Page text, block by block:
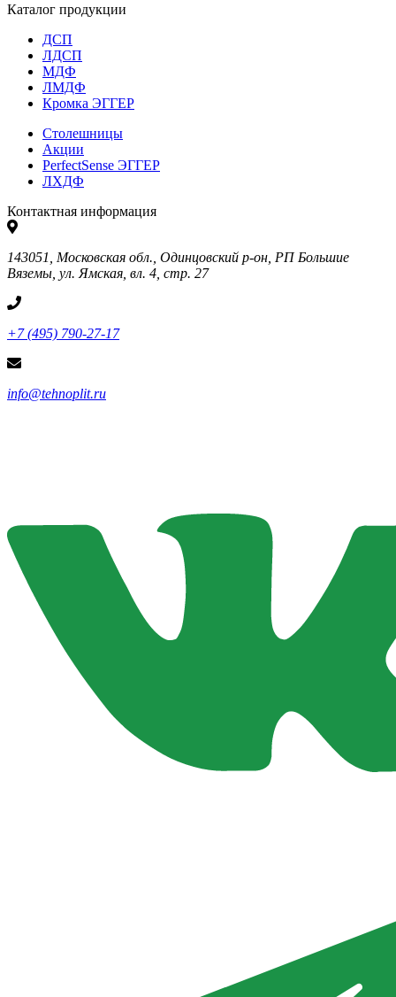
Каталог продукции
ДСП
ЛДСП
МДФ
ЛМДФ
Кромка ЭГГЕР
Столешницы
Акции
PerfectSense ЭГГЕР
ЛХДФ
Контактная информация
143051, Московская обл., Одинцовский р-он, РП Большие
Вяземы, ул. Ямская, вл. 4, стр. 27
+7 (495) 790-27-17
info@tehnoplit.ru